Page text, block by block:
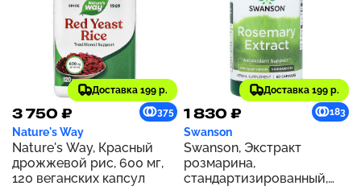
Доставка 199 р.
3 750 ₽ 375
Nature's Way
Nature's Way, Красный
дрожжевой рис, 600 мг,
120 веганских капсул
Доставка 199 р.
1 830 ₽ 183
Swanson
Swanson, Экстракт
розмарина,
стандартизированный,